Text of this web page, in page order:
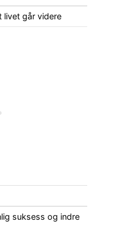
livet går videre
suksess og indre